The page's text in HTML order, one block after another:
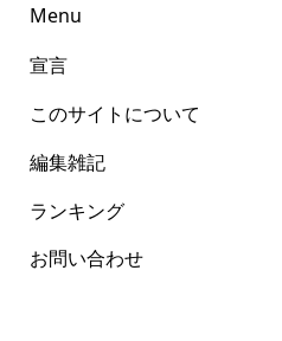
Menu
宣言
このサイトについて
編集雑記
ランキング
お問い合わせ